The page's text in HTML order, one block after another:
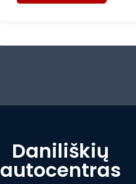
Daniliškių
autocentras